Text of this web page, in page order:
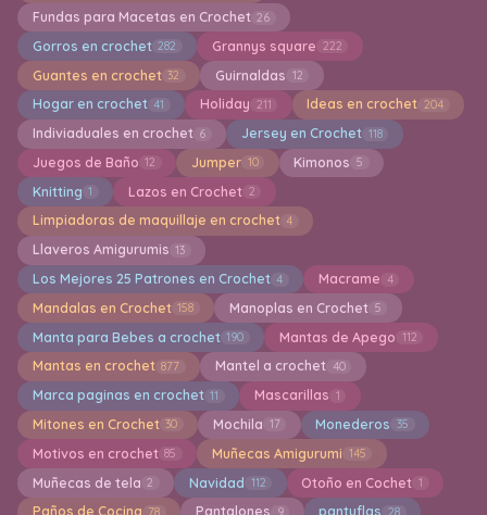
Fundas para Macetas en Crochet 26
Gorros en crochet 282 Grannys square 222
Guantes en crochet 32 Guirnaldas 12
Hogar en crochet 41 Holiday 211 Ideas en crochet 204
Indiviaduales en crochet 6 Jersey en Crochet 118
Juegos de Baño 12 Jumper 10 Kimonos 5
Knitting 1 Lazos en Crochet 2
Limpiadoras de maquillaje en crochet 4
Llaveros Amigurumis 13
Los Mejores 25 Patrones en Crochet 4 Macrame 4
Mandalas en Crochet 158 Manoplas en Crochet 5
Manta para Bebes a crochet 190 Mantas de Apego 112
Mantas en crochet 877 Mantel a crochet 40
Marca paginas en crochet 11 Mascarillas 1
Mitones en Crochet 30 Mochila 17 Monederos 35
Motivos en crochet 85 Muñecas Amigurumi 145
Muñecas de tela 2 Navidad 112 Otoño en Cochet 1
Paños de Cocina 78 Pantalones 9 pantuflas 28